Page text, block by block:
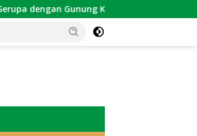
Kawi Sekadar Tradisi: